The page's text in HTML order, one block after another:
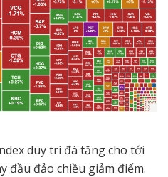
duy trì đà tăng cho tới
đầu đảo chiều giảm điểm.